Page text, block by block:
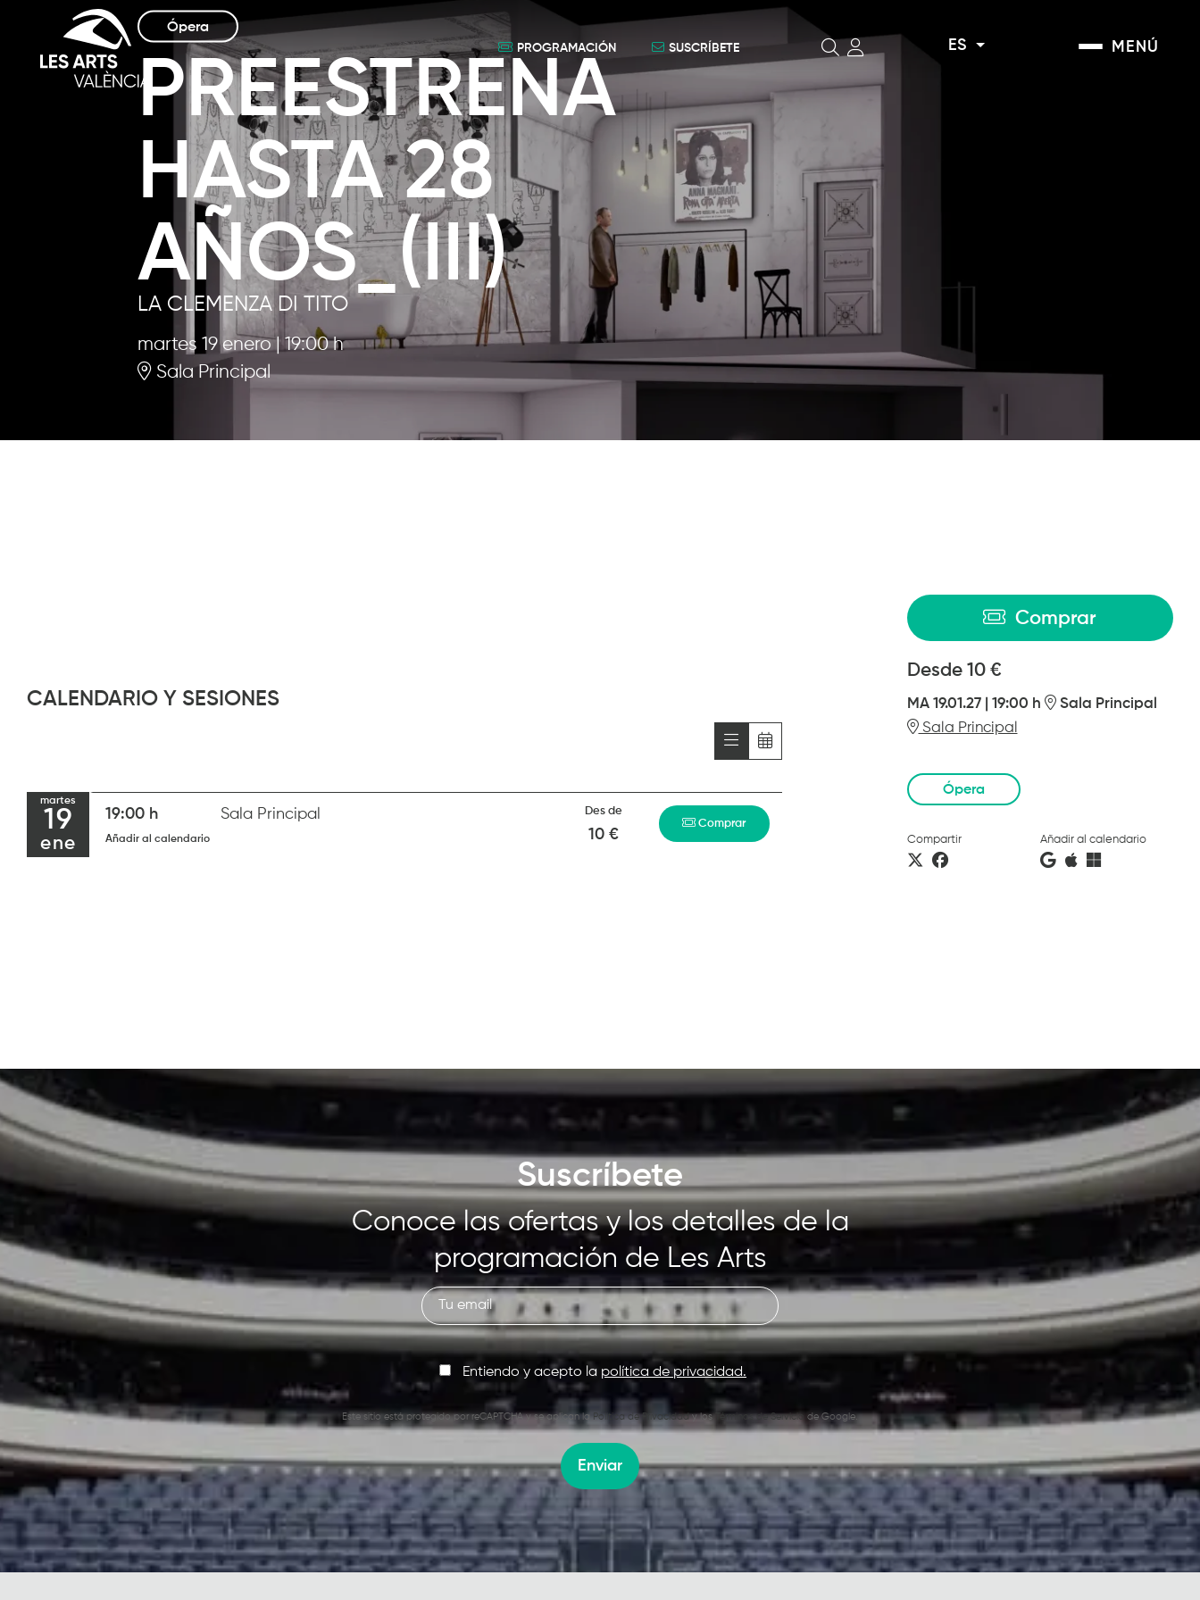
MENÚ
ES
Buscar
SUSCRÍBETE
PROGRAMACIÓN
Ópera
PREESTRENA
HASTA 28
AÑOS_(III)
LA CLEMENZA DI TITO
martes 19 enero|19:00 h
Sala Principal
Comprar
Desde Desde
10 €
MA 19.01.27| 19:00 h
Sala Principal
Sala Principal
Ópera
Compartir Añadir al calendario
CALENDARIO Y SESIONES
martes
19
ene
19:00 h Sala Principal
Añadir al calendario
Des de
10 €
Comprar
Suscríbete
Conoce las ofertas y los detalles de la
programación de Les Arts
Entiendo y acepto la política de privacidad.
Este sitio está protegido por reCAPTCHA y se aplican la Política de Privacidady los Términos de Servicio de Google.
Enviar